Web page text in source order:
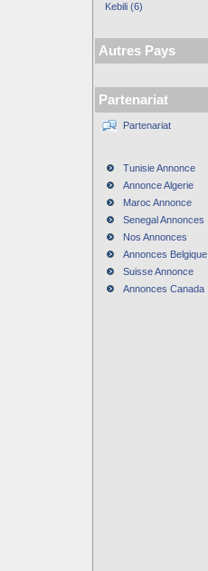
Kebili (6)
Autres Pays
Partenariat
Partenariat
Tunisie Annonce
Annonce Algerie
Maroc Annonce
Senegal Annonces
Nos Annonces
Annonces Belgique
Suisse Annonce
Annonces Canada